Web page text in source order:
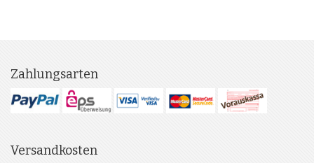
Zahlungsarten
Versandkosten